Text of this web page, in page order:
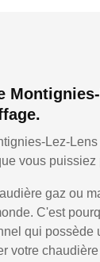
Lez-
vous
gaz ou
C'est
qui possède
votre